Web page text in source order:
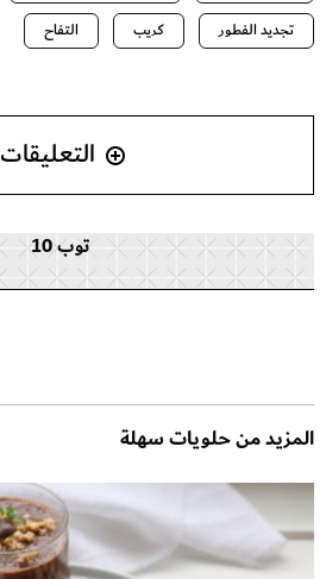
تجديد الفطور
كريب التفاح
التعليقات
توب 10
المزيد من حلويات سهلة